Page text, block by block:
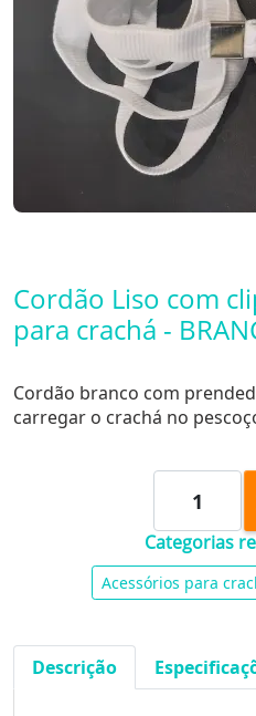
Cordão Liso com
para crachá -
Cordão branco com
carregar o crachá no
Categorias
Acessórios para
Descrição